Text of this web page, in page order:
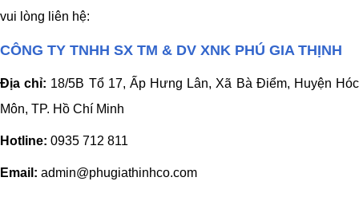
vui lòng liên hệ:
CÔNG TY TNHH SX TM & DV XNK PHÚ GIA THỊNH
Địa chỉ: 18/5B Tổ 17, Ấp Hưng Lân, Xã Bà Điểm, Huyện Hóc
Môn, TP. Hồ Chí Minh
Hotline: 0935 712 811
Email: admin@phugiathinhco.com